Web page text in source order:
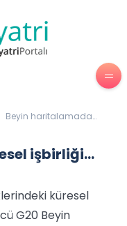
Beyin haritalamada
işbirliği…
küresel
G20 Beyin